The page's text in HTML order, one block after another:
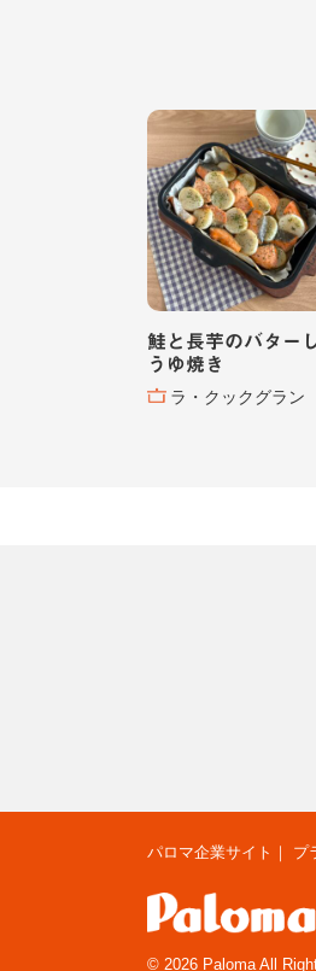
鮭と長芋のバター
うゆ焼き
ラ・クックグラン
パロマ企業サイト ｜ プ
© 2026 Paloma All